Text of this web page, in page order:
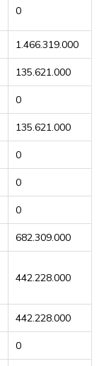
0
1.466.319.000
135.621.000
0
135.621.000
0
0
0
682.309.000
442.228.000
442.228.000
0